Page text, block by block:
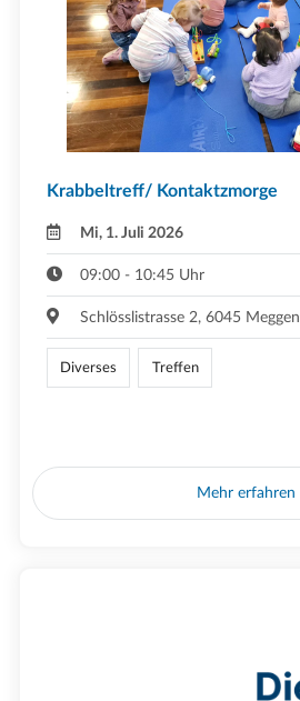
Krabbeltreff/ Kontaktzmorge
Mi, 1. Juli 2026
09:00 - 10:45 Uhr
Schlösslistrasse 2, 6045 Meggen
Diverses Treffen
Mehr erfahren